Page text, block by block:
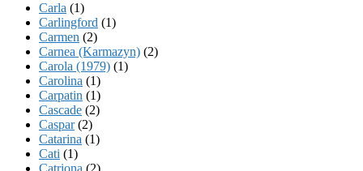
Carla (1)
Carlingford (1)
Carmen (2)
Carnea (Karmazyn) (2)
Carola (1979) (1)
Carolina (1)
Carpatin (1)
Cascade (2)
Caspar(2)
Catarina (1)
Cati (1)
Catriona (2)